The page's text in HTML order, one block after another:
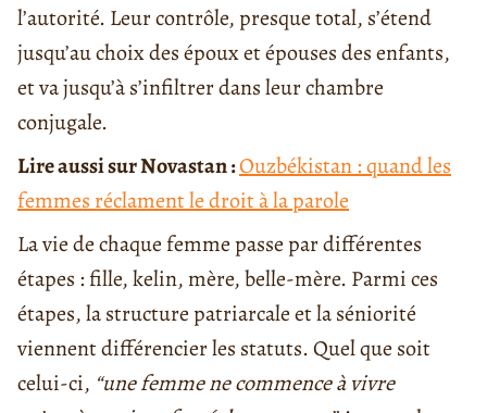
l’autorité. Leur contrôle, presque total, s’étend
jusqu’au choix des époux et épouses des enfants,
et va jusqu’à s’infiltrer dans leur chambre
conjugale.
Lire aussi sur Novastan :Ouzbékistan : quand les
femmes réclament le droit à la parole
La vie de chaque femme passe par différentes
étapes : fille, kelin, mère, belle-mère. Parmi ces
étapes, la structure patriarcale et la séniorité
viennent différencier les statuts. Quel que soit
celui-ci, “une femme ne commence à vivre